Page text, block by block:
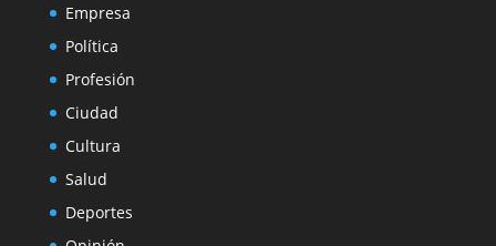
Empresa
Política
Profesión
Ciudad
Cultura
Salud
Deportes